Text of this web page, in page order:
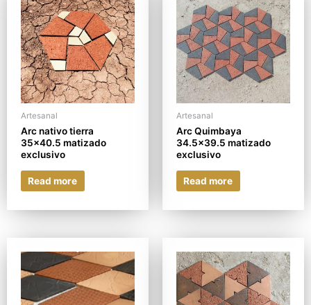
Artesanal
Arc nativo tierra
35×40.5 matizado
exclusivo
Read more
Artesanal
Arc Quimbaya
34.5×39.5 matizado
exclusivo
Read more